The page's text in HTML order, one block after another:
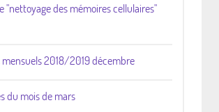
"nettoyage des mémoires cellulaires"
2018/2019 décembre
du mois de mars